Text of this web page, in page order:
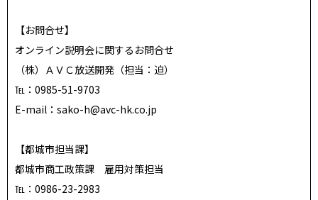
【お問合せ】
オンライン説明会に関するお問合せ
（株）ＡＶＣ放送開発（担当：迫）
℡：0985-51-9703
E-mail：sako-h@avc-hk.co.jp
【都城市担当課】
都城市商工政策課 雇用対策担当
℡：0986-23-2983